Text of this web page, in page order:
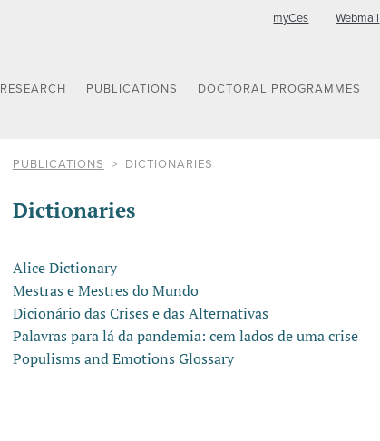
myCes Webmail
RESEARCH PUBLICATIONS DOCTORAL PROGRAMMES
PUBLICATIONS DICTIONARIES
Dictionaries
Alice Dictionary
Mestras e Mestres do Mundo
Dicionário das Crises e das Alternativas
Palavras para lá da pandemia: cem lados de uma crise
Populisms and Emotions Glossary